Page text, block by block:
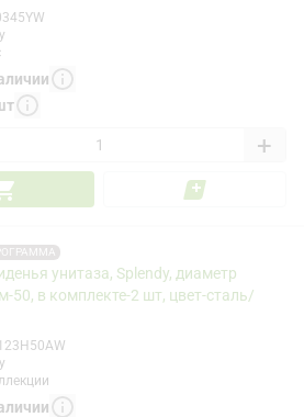
+
унитаза, Splendy, диаметр
50, в комплекте-2 шт, цвет-сталь/